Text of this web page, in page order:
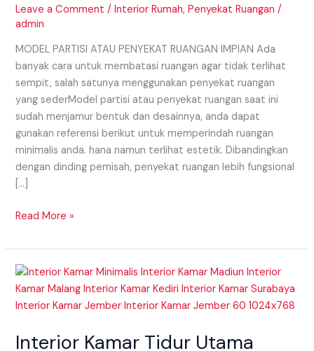
Leave a Comment /Interior Rumah,Penyekat Ruangan /
admin
MODEL PARTISI ATAU PENYEKAT RUANGAN IMPIAN Ada
banyak cara untuk membatasi ruangan agar tidak terlihat
sempit, salah satunya menggunakan penyekat ruangan
yang sederModel partisi atau penyekat ruangan saat ini
sudah menjamur bentuk dan desainnya, anda dapat
gunakan referensi berikut untuk memperindah ruangan
minimalis anda. hana namun terlihat estetik. Dibandingkan
dengan dinding pemisah, penyekat ruangan lebih fungsional
[…]
IMPIAN
Read More »
Interior Kamar Tidur Utama
Interior
Kamar
Tidur
Yang